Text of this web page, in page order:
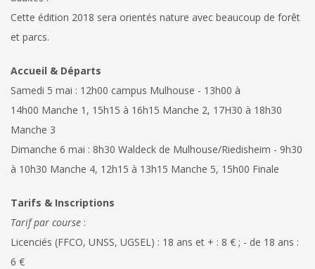
Cette édition 2018 sera orientés nature avec beaucoup de forêt
et parcs.
Accueil & Départs
Samedi 5 mai : 12h00 campus Mulhouse - 13h00 à
14h00 Manche 1, 15h15 à 16h15 Manche 2, 17H30 à 18h30
Manche 3
Dimanche 6 mai : 8h30 Waldeck de Mulhouse/Riedisheim - 9h30
à 10h30 Manche 4, 12h15 à 13h15 Manche 5, 15h00 Finale
Tarifs & Inscriptions
Tarif par course :
Licenciés (FFCO, UNSS, UGSEL) : 18 ans et + : 8 € ; - de 18 ans :
6 €